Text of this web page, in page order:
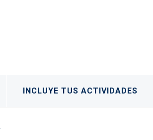
INCLUYE TUS ACTIVIDADES